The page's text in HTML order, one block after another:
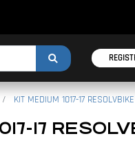
KIT MEDIUM 1017-17 RESOLVBIKE
17